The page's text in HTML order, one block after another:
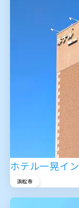
ホテル一晃イン
浜松市